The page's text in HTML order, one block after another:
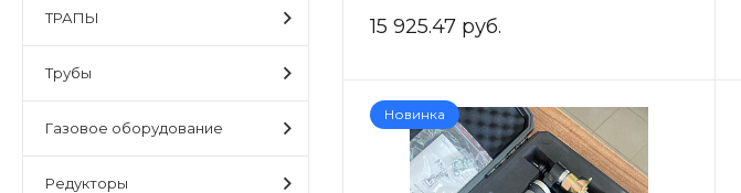
ТРАПЫ
Трубы
Газовое оборудование
Редукторы
2.2,20-2.8,25-3.5,32-4.4) TIM
15 925.47 руб.
Новинка